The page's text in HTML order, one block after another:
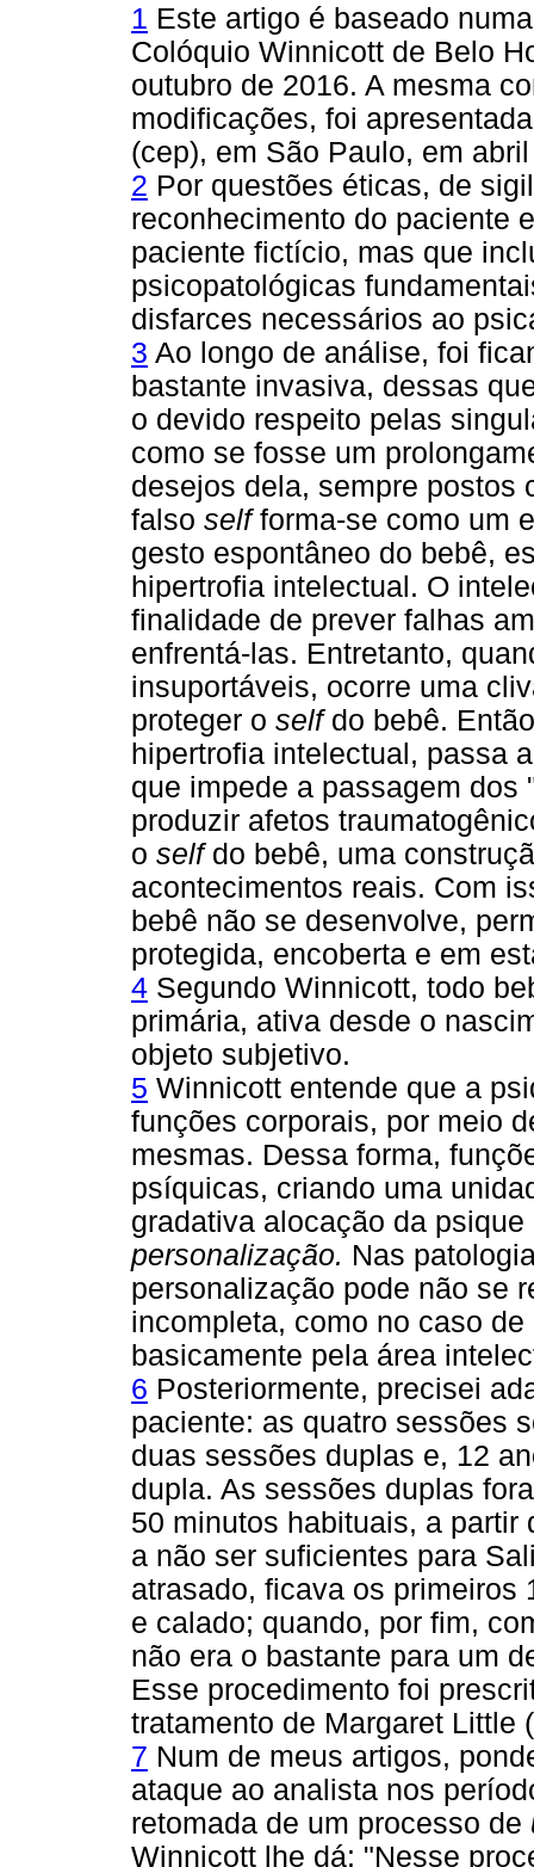
1 Este artigo é baseado
Colóquio Winnicott de Belo
outubro de 2016. A mesma
modificações, foi
(cep), em São Paulo, em
2 Por questões éticas, de
reconhecimento do paciente
paciente fictício, mas que
psicopatológicas
disfarces necessários ao
3 Ao longo de análise, foi
bastante invasiva, dessas
o devido respeito pelas
como se fosse um
desejos dela, sempre postos
falso selfforma-se como um
gesto espontâneo do bebê,
hipertrofia intelectual. O
finalidade de prever falhas
enfrentá-las. Entretanto,
insuportáveis, ocorre uma
proteger o selfdo bebê.
hipertrofia intelectual, passa
que impede a passagem
produzir afetos
o selfdo bebê, uma
acontecimentos reais. Com
bebê não se desenvolve,
protegida, encoberta e em
4 Segundo Winnicott, todo
primária, ativa desde o
objeto subjetivo.
5 Winnicott entende que a
funções corporais, por meio
mesmas. Dessa forma,
psíquicas, criando uma
gradativa alocação da
personalização. Nas
personalização pode não se
incompleta, como no caso
basicamente pela área
6 Posteriormente, precisei
paciente: as quatro sessões
duas sessões duplas e, 12
dupla. As sessões duplas
50 minutos habituais, a partir
a não ser suficientes para
atrasado, ficava os primeiros
e calado; quando, por fim,
não era o bastante para um
Esse procedimento foi
tratamento de Margaret Little
7 Num de meus artigos,
ataque ao analista nos
retomada de um processo de
Winnicott lhe dá: "Nesse